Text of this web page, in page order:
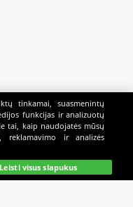
Mano Kazino
tinkamai, suasmenintų
funkcijas ir analizuotų
tai, kaip naudojatės mūsų
reklamavimo ir analizės
Leisti visus slapukus